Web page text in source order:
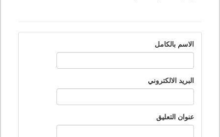
الاسم بالكامل
البريد الالكتروني
عنوان التعليق